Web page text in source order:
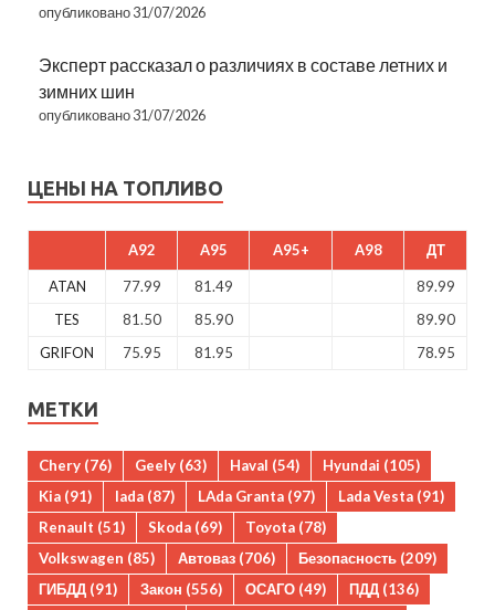
опубликовано 31/07/2026
Эксперт рассказал о различиях в составе летних и
зимних шин
опубликовано 31/07/2026
ЦЕНЫ НА ТОПЛИВО
A92 A95 A95+ A98 ДТ
ATAN 77.99 81.49
89.99
TES
81.50 85.90
89.90
GRIFON
75.95 81.95 78.95
МЕТКИ
Chery (76) Geely (63) Haval (54) Hyundai (105)
Kia (91) lada (87) LAda Granta (97) Lada Vesta (91)
Renault (51) Skoda (69) Toyota (78)
Volkswagen (85) Автоваз (706) Безопасность (209)
ГИБДД (91) Закон (556) ОСАГО (49) ПДД (136)